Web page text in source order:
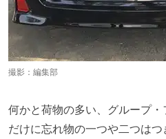
撮影：編集部
何かと荷物の多い、グループ
だけに忘れ物の一つや二つは